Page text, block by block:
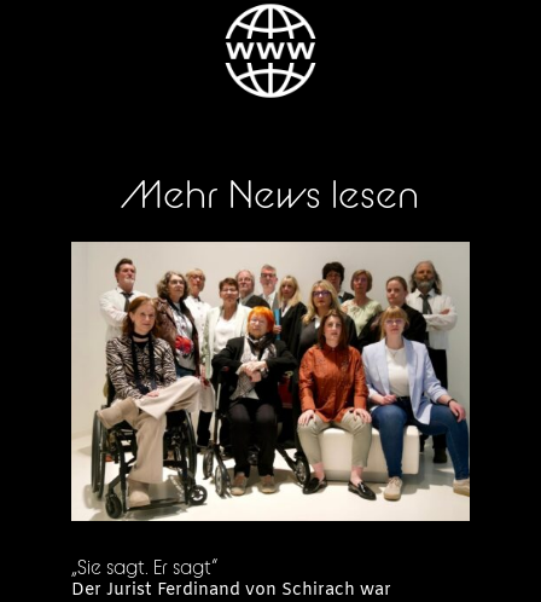
Mehr News lesen
„Sie sagt. Er sagt“
Der Jurist Ferdinand von Schirach war